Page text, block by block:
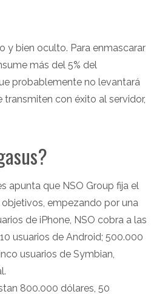
y bien oculto. Para enmascarar
más del 5% del
probablemente no levantará
con éxito al servidor,
apunta que NSO Group fija el
empezando por una
de iPhone, NSO cobra a las
usuarios de Android; 500.000
usuarios de Symbian,
800.000 dólares, 50